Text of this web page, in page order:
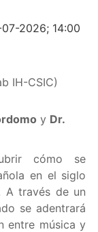
2026; 14:00
IH-CSIC)
y Dr.
cómo se
en el siglo
A través de un
se adentrará
entre música y